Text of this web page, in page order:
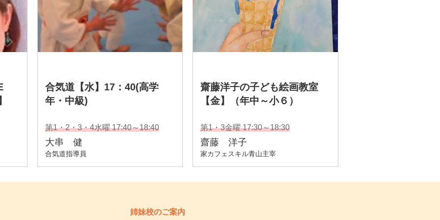
姉妹校のご案内